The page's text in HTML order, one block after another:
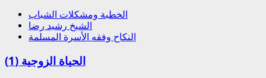
الحياة
الزوجية
(2)
الخطبة ومشكلات الشباب
الشيخ رشيد رضا
النكاح وفقه الأسرة المسلمة
الحياة الزوجية (1)